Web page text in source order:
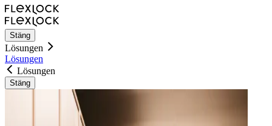
Stäng
Lösungen
Lösungen
Lösungen
Stäng